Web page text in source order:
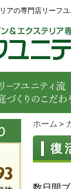
アの専門店リーフユ
ホーム ＞
復